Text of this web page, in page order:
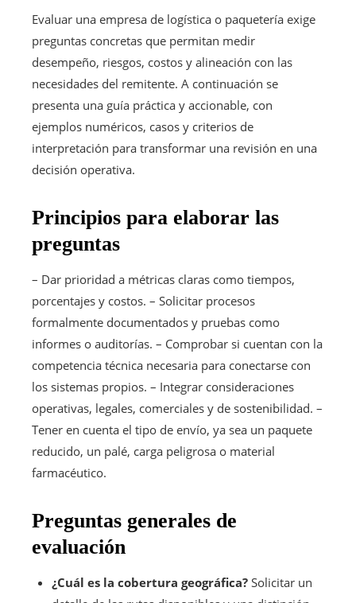
Evaluar una empresa de logística o paquetería exige
preguntas concretas que permitan medir
desempeño, riesgos, costos y alineación con las
necesidades del remitente. A continuación se
presenta una guía práctica y accionable, con
ejemplos numéricos, casos y criterios de
interpretación para transformar una revisión en una
decisión operativa.
Principios para elaborar las
preguntas
– Dar prioridad a métricas claras como tiempos,
porcentajes y costos. – Solicitar procesos
formalmente documentados y pruebas como
informes o auditorías. – Comprobar si cuentan con la
competencia técnica necesaria para conectarse con
los sistemas propios. – Integrar consideraciones
operativas, legales, comerciales y de sostenibilidad. –
Tener en cuenta el tipo de envío, ya sea un paquete
reducido, un palé, carga peligrosa o material
farmacéutico.
Preguntas generales de
evaluación
¿Cuál es la cobertura geográfica? Solicitar un